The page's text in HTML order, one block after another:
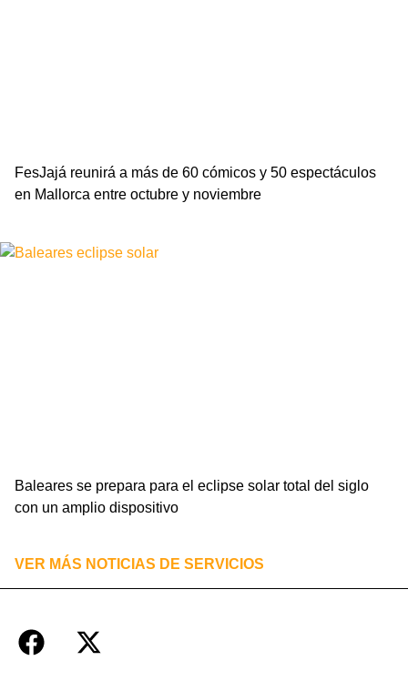
FesJajá reunirá a más de 60 cómicos y 50 espectáculos
en Mallorca entre octubre y noviembre
Baleares se prepara para el eclipse solar total del siglo
con un amplio dispositivo
VER MÁS NOTICIAS DE SERVICIOS